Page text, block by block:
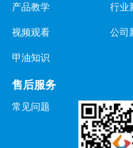
产品教学
视频观看
甲油知识
行业
公司
售后服务
常见问题